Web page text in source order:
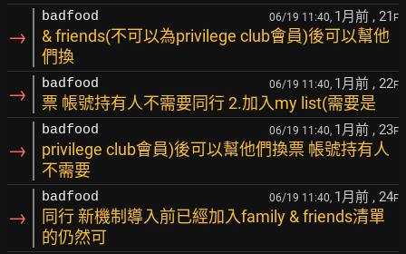
→
badfood 06/19 11:40, 1月前 , 21 F
& friends(不可以為privilege club會員)後可以幫他
們換
→ badfood 06/19 11:40, 1月前 , 22F
票 帳號持有人不需要同行 2.加入my list(需要是
→
badfood 06/19 11:40, 1月前 , 23F
privilege club會員)後可以幫他們換票 帳號持有人
不需要
→
badfood 06/19 11:40, 1月前 , 24F
同行 新機制導入前已經加入family & friends清單
的仍然可